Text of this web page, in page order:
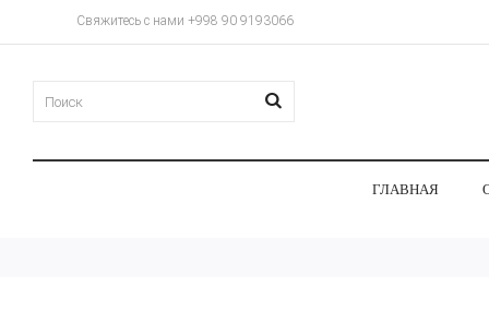
Свяжитесь с нами +998 90 9193066
ГЛАВНАЯ